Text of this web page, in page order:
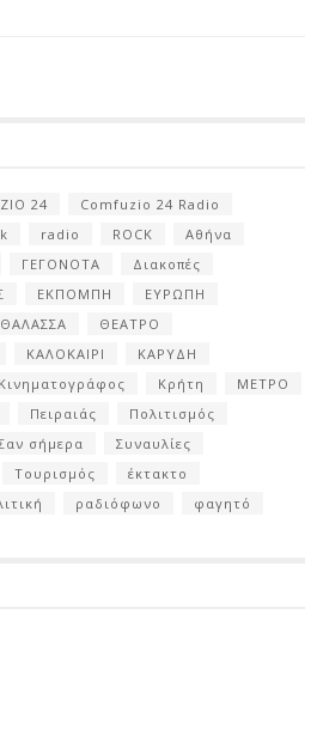
24
Comfuzio 24 Radio
radio ROCK
Αθήνα
ΓΕΓΟΝΟΤΑ
Διακοπές
ΕΚΠΟΜΠΗ
ΕΥΡΩΠΗ
ΘΑΛΑΣΣΑ
ΘΕΑΤΡΟ
ΚΑΛΟΚΑΙΡΙ
ΚΑΡΥΔΗ
Κινηματογράφος Κρήτη
ΜΕΤΡΟ
Πειραιάς
Πολιτισμός
σήμερα
Συναυλίες
Τουρισμός
έκτακτο
ραδιόφωνο φαγητό